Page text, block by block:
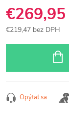
€269,95
€219,47 bez DPH
Opýtať sa